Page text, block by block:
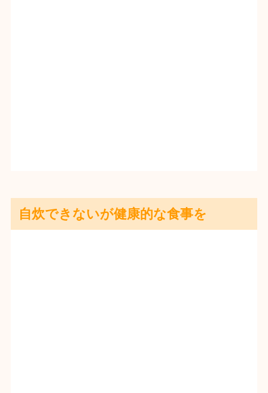
自炊できないが健康的な食事を